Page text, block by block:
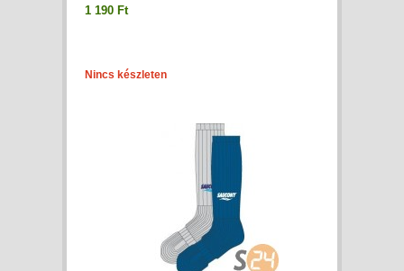
1 190 Ft
Nincs készleten